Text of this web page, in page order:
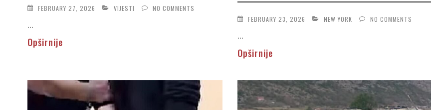
FEBRUARY 27, 2026 VIJESTI NO COMMENTS
...
Opširnije
FEBRUARY 23, 2026 NEW YORK NO COMMENTS
...
Opširnije